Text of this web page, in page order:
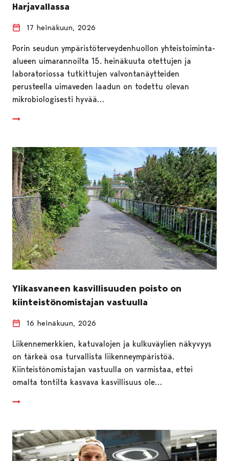
Harjavallassa
17 heinäkuun, 2026
Porin seudun ympäristöterveydenhuollon yhteistoiminta-
alueen uimarannoilta 15. heinäkuuta otettujen ja
laboratoriossa tutkittujen valvontanäytteiden
perusteella uimaveden laadun on todettu olevan
mikrobiologisesti hyvää…
Ylikasvaneen kasvillisuuden poisto on
kiinteistönomistajan vastuulla
16 heinäkuun, 2026
Liikennemerkkien, katuvalojen ja kulkuväylien näkyvyys
on tärkeä osa turvallista liikenneympäristöä.
Kiinteistönomistajan vastuulla on varmistaa, ettei
omalta tontilta kasvava kasvillisuus ole…